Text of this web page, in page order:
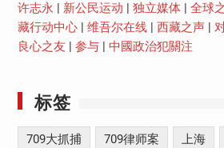
许志永
新公民运动 独立媒体| 全球
藏行动中心| 维吾尔在线| 西藏之声|
良心之友
参与| 中國政治犯關注
标签
709大抓捕 709律师案 上海